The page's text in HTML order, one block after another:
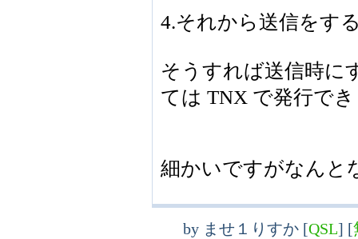
4.それから送信をす
そうすれば送信時に
ては TNX で発行で
細かいですがなんと
by ませ１りすか [QSL] [